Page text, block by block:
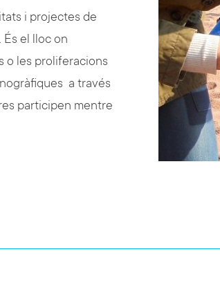
i projectes de
el lloc on
o les proliferacions
a través
participen mentre